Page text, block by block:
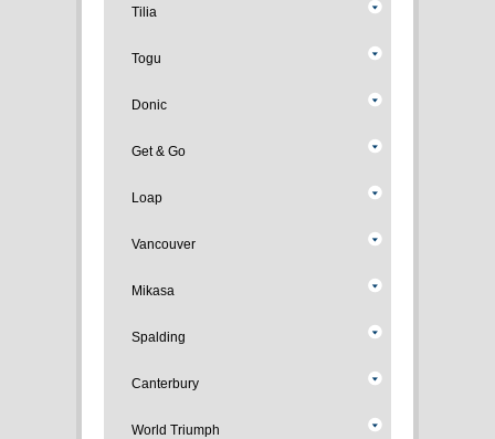
Tilia
Togu
Donic
Get & Go
Loap
Vancouver
Mikasa
Spalding
Canterbury
World Triumph